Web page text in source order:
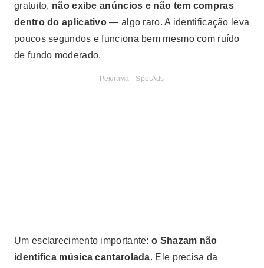
gratuito, não exibe anúncios e não tem compras
dentro do aplicativo — algo raro. A identificação leva
poucos segundos e funciona bem mesmo com ruído
de fundo moderado.
Реклама - SpotAds
Um esclarecimento importante: o Shazam não
identifica música cantarolada. Ele precisa da